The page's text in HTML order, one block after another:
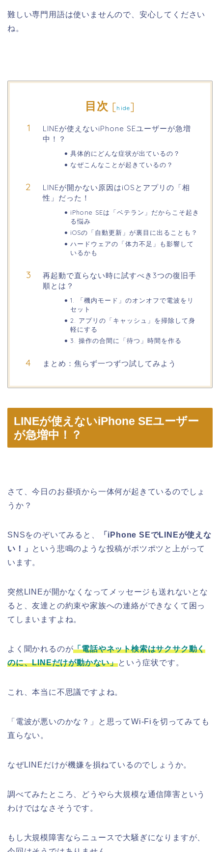
難しい専門用語は使いませんので、安心してください
ね。
目次 [hide]
LINEが使えないiPhone SEユーザーが急増
中！？
具体的にどんな症状が出ているの？
なぜこんなことが起きているの？
LINEが開かない原因はiOSとアプリの「相
性」だった！
iPhone SEは「ベテラン」だからこそ起き
る悩み
iOSの「自動更新」が裏目に出ることも？
ハードウェアの「体力不足」も影響して
いるかも
再起動で直らない時に試すべき3つの復旧手
順とは？
1. 「機内モード」のオンオフで電波をリ
セット
2. アプリの「キャッシュ」を掃除して身
軽にする
3. 操作の合間に「待つ」時間を作る
まとめ：焦らず一つずつ試してみよう
LINEが使えないiPhone SEユーザー
が急増中！？
さて、今日のお昼頃から一体何が起きているのでしょ
うか？
SNSをのぞいてみると、
「iPhone SEでLINEが使えな
い！」 という悲鳴のような投稿がポツポツと上がって
います。
突然LINEが開かなくなってメッセージも送れないとな
ると、友達との約束や家族への連絡ができなくて困っ
てしまいますよね。
よく聞かれるのが「電話やネット検索はサクサク動く
のに、LINEだけが動かない」という症状です。
これ、本当に不思議ですよね。
「電波が悪いのかな？」と思ってWi-Fiを切ってみても
直らない。
なぜLINEだけが機嫌を損ねているのでしょうか。
調べてみたところ、どうやら大規模な通信障害という
わけではなさそうです。
もし大規模障害ならニュースで大騒ぎになりますが、